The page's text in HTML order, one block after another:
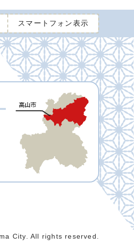
スマートフォン表示
City. All rights reserved.